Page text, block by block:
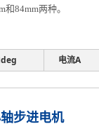
和84mm两种。
电流A
步进电机